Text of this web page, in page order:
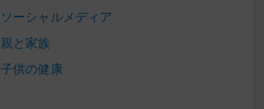
ソーシャルメディア
親と家族
子供の健康